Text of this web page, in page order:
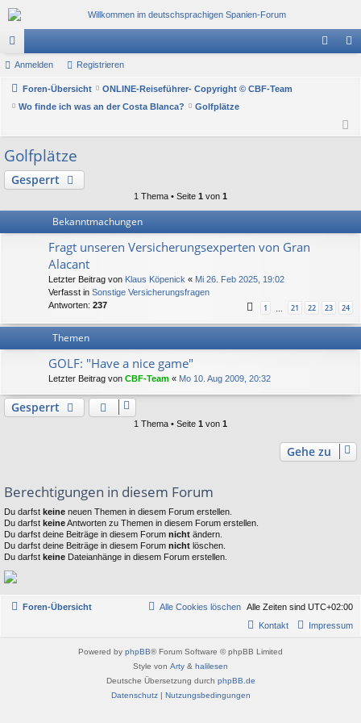
or
en
de re
Anmelden Registrieren
Foren-Übersicht
ONLINE-Reiseführer- Copyright © CBF-Team
Wo finde ich was an der Costa Blanca?
Golfplätze
Golfplätze
Gesperrt
1 Thema • Seite 1 von 1
Bekanntmachungen
Fragt unseren Versicherungsexperten von Gran
Alacant
Letzter Beitrag von Klaus Köpenick « Mi 26. Feb 2025, 19:02
Verfasst in Sonstige Versicherungsfragen
Antworten: 237 1 … 21 22 23 24
Themen
GOLF: "Have a nice game"
Letzter Beitrag von CBF-Team « Mo 10. Aug 2009, 20:32
Gesperrt
1 Thema • Seite 1 von 1
Gehe zu
Berechtigungen in diesem Forum
Du darfst keine neuen Themen in diesem Forum erstellen.
Du darfst keineAntworten zu Themen in diesem Forum erstellen.
Du darfst deine Beiträge in diesem Forum nicht ändern.
Du darfst deine Beiträge in diesem Forum nicht löschen.
Du darfst keine Dateianhänge in diesem Forum erstellen.
Foren-Übersicht Alle Zeiten sind UTC+02:00
Alle Cookies löschen
Impressum
Kontakt
Powered by phpBB® Forum Software © phpBB Limited
Style von Arty & halilesen
Deutsche Übersetzung durch phpBB.de
Datenschutz| Nutzungsbedingungen